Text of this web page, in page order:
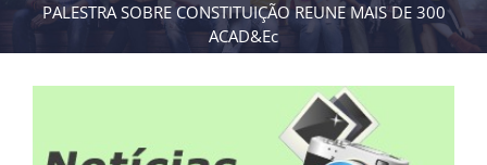
PALESTRA SOBRE CONSTITUIÇÃO REUNE MAIS DE 300
ACAD&Ec